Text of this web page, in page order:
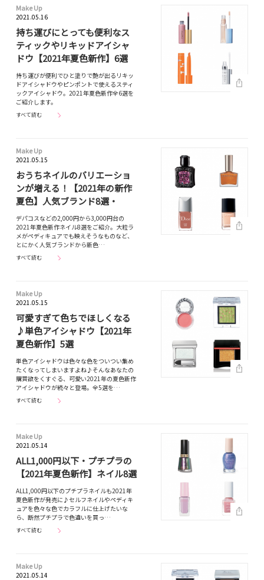
Make Up
2021.05.16
持ち運びにとっても便利なス
ティックやリキッドアイシャ
ドウ【2021年夏色新作】6選
持ち運びが便利でひと塗りで艶が出るリキッ
ドアイシャドウやピンポントで使えるスティ
ックアイシャドウ。2021年夏色新作全6選を
ご紹介します。
すべて読む
Make Up
2021.05.15
おうちネイルのバリエーショ
ンが増える！【2021年の新作
夏色】人気ブランド8選・
デパコスなどの2,000円から3,000円台の
2021年夏色新作ネイル8選をご紹介。大粒ラ
メがペディキュアでも映えそうなものなど、
とにかく人気ブランドから新色…
すべて読む
Make Up
2021.05.15
可愛すぎて色ちでほしくなる
♪単色アイシャドウ【2021年
夏色新作】5選
単色アイシャドウは色々な色をついつい集め
たくなってしまいますよね♪そんなあなたの
購買欲をくすぐる、可愛い2021年の夏色新作
アイシャドウが続々と登場。全5選を…
すべて読む
Make Up
2021.05.14
ALL1,000円以下・プチプラの
【2021年夏色新作】ネイル8選
ALL1,000円以下のプチプラネイルも2021年
夏色新作が発売に♪セルフネイルやペディキ
ュアを色々な色でカラフルに仕上げたいな
ら、断然プチプラで色違いを買っ…
すべて読む
Make Up
2021.05.14